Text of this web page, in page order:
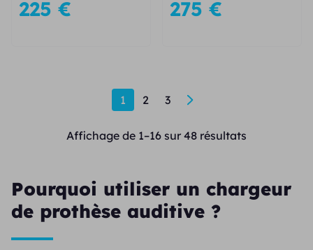
225 € 275€
1 2 3 →
Affichage de 1–16 sur 48 résultats
Pourquoi utiliser un chargeur
de prothèse auditive ?